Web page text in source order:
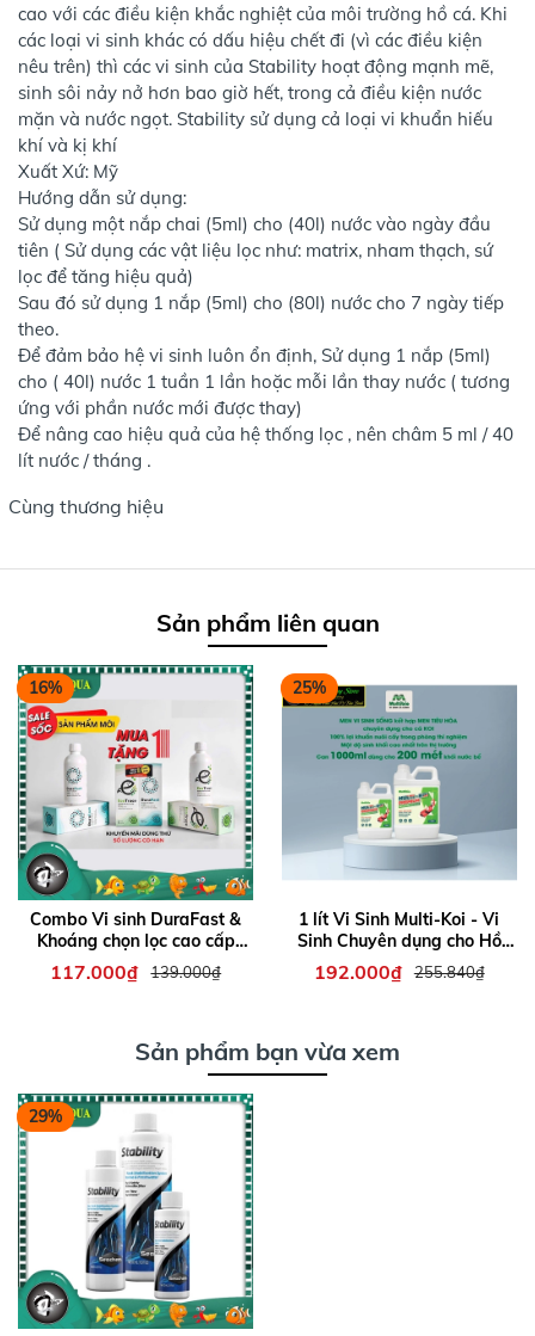
cao với các điều kiện khắc nghiệt của môi trường hồ cá. Khi
các loại vi sinh khác có dấu hiệu chết đi (vì các điều kiện
nêu trên) thì các vi sinh của Stability hoạt động mạnh mẽ,
sinh sôi nảy nở hơn bao giờ hết, trong cả điều kiện nước
mặn và nước ngọt. Stability sử dụng cả loại vi khuẩn hiếu
khí và kị khí
Xuất Xứ: Mỹ
Hướng dẫn sử dụng:
Sử dụng một nắp chai (5ml) cho (40l) nước vào ngày đầu
tiên ( Sử dụng các vật liệu lọc như: matrix, nham thạch, sứ
lọc để tăng hiệu quả)
Sau đó sử dụng 1 nắp (5ml) cho (80l) nước cho 7 ngày tiếp
theo.
Để đảm bảo hệ vi sinh luôn ổn định, Sử dụng 1 nắp (5ml)
cho ( 40l) nước 1 tuần 1 lần hoặc mỗi lần thay nước ( tương
ứng với phần nước mới được thay)
Để nâng cao hiệu quả của hệ thống lọc , nên châm 5 ml / 40
lít nước / tháng .
Cùng thương hiệu
Sản phẩm liên quan
16%
Combo Vi sinh DuraFast &
Khoáng chọn lọc cao cấp
EcoTrace xử lý độc tố cho hồ
cá. Chai 300ml
117.000₫ 139.000₫
25%
1 lít Vi Sinh Multi-Koi - Vi
Sinh Chuyên dụng cho Hồ
Cá Koi đến từ cty MULTIBIO
192.000₫ 255.840₫
Sản phẩm bạn vừa xem
29%